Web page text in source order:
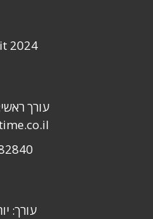
2024
עורך
עורך: